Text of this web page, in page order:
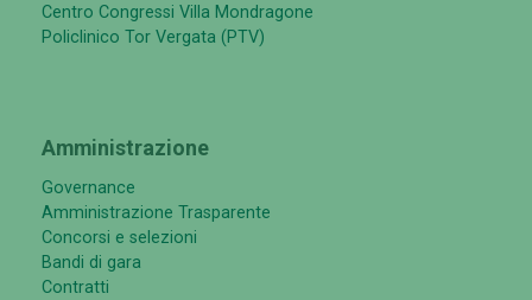
Centro Congressi Villa Mondragone
Policlinico Tor Vergata (PTV)
Amministrazione
Governance
Amministrazione Trasparente
Concorsi e selezioni
Bandi di gara
Contratti